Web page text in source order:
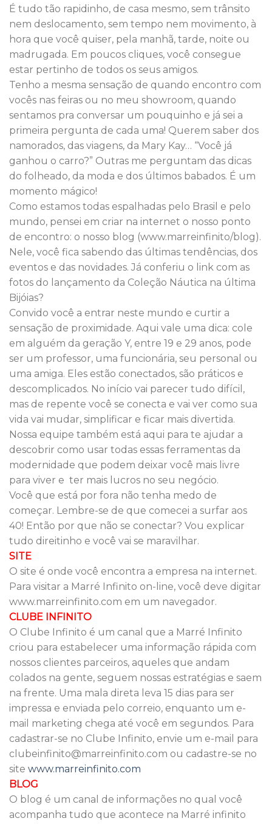
É tudo tão rapidinho, de casa mesmo, sem trânsito
nem deslocamento, sem tempo nem movimento, à
hora que você quiser, pela manhã, tarde, noite ou
madrugada. Em poucos cliques, você consegue
estar pertinho de todos os seus amigos.
Tenho a mesma sensação de quando encontro com
vocês nas feiras ou no meu showroom, quando
sentamos pra conversar um pouquinho e já sei a
primeira pergunta de cada uma! Querem saber dos
namorados, das viagens, da Mary Kay… “Você já
ganhou o carro?” Outras me perguntam das dicas
do folheado, da moda e dos últimos babados. É um
momento mágico!
Como estamos todas espalhadas pelo Brasil e pelo
mundo, pensei em criar na internet o nosso ponto
de encontro: o nosso blog (www.marreinfinito/blog).
Nele, você fica sabendo das últimas tendências, dos
eventos e das novidades. Já conferiu o link com as
fotos do lançamento da Coleção Náutica na última
Bijóias?
Convido você a entrar neste mundo e curtir a
sensação de proximidade. Aqui vale uma dica: cole
em alguém da geração Y, entre 19 e 29 anos, pode
ser um professor, uma funcionária, seu personal ou
uma amiga. Eles estão conectados, são práticos e
descomplicados. No início vai parecer tudo difícil,
mas de repente você se conecta e vai ver como sua
vida vai mudar, simplificar e ficar mais divertida.
Nossa equipe também está aqui para te ajudar a
descobrir como usar todas essas ferramentas da
modernidade que podem deixar você mais livre
para viver e ter mais lucros no seu negócio.
Você que está por fora não tenha medo de
começar. Lembre-se de que comecei a surfar aos
40! Então por que não se conectar? Vou explicar
tudo direitinho e você vai se maravilhar.
SITE
O site é onde você encontra a empresa na internet.
Para visitar a Marré Infinito on-line, você deve digitar
www.marreinfinito.com em um navegador.
CLUBE INFINITO
O Clube Infinito é um canal que a Marré Infinito
criou para estabelecer uma informação rápida com
nossos clientes parceiros, aqueles que andam
colados na gente, seguem nossas estratégias e saem
na frente. Uma mala direta leva 15 dias para ser
impressa e enviada pelo correio, enquanto um e-
mail marketing chega até você em segundos. Para
cadastrar-se no Clube Infinito, envie um e-mail para
clubeinfinito@marreinfinito.com ou cadastre-se no
site www.marreinfinito.com
BLOG
O blog é um canal de informações no qual você
acompanha tudo que acontece na Marré infinito